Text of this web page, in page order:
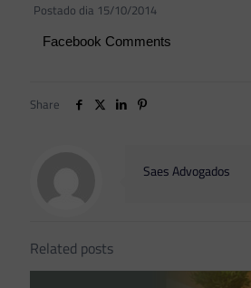
Postado dia 15/10/2014
Facebook Comments
Share
Saes Advogados
Related posts